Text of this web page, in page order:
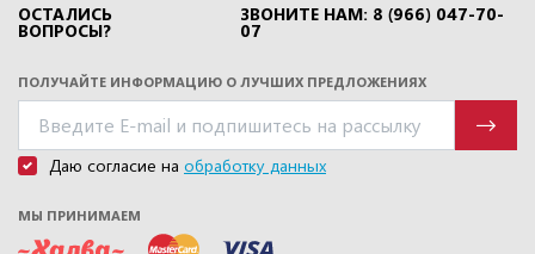
ОСТАЛИСЬ
ВОПРОСЫ?
ЗВОНИТЕ НАМ: 8 (966) 047-70-
07
ПОЛУЧАЙТЕ ИНФОРМАЦИЮ О ЛУЧШИХ ПРЕДЛОЖЕНИЯХ
Даю согласие на обработку данных
МЫ ПРИНИМАЕМ